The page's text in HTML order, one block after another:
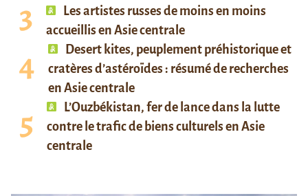
Les artistes russes de moins en moins
accueillis en Asie centrale
Desert kites, peuplement préhistorique et
cratères d’astéroïdes : résumé de recherches
en Asie centrale
L’Ouzbékistan, fer de lance dans la lutte
contre le trafic de biens culturels en Asie
centrale